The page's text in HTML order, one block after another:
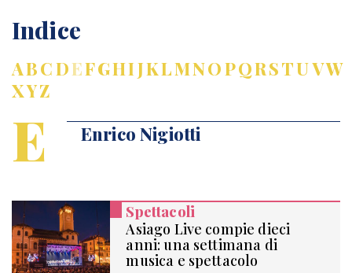
Indice
ABCDEFGHIJKLMNOPQRSTUVW
XYZ
E Enrico Nigiotti
Spettacoli
Asiago Live compie dieci
anni: una settimana di
musica e spettacolo